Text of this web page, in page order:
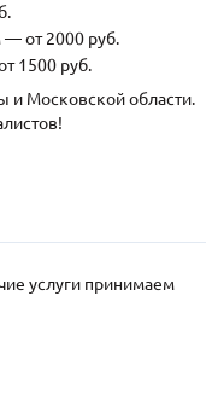
— от 2000 руб.
1500 руб.
и Московской области.
услуги принимаем